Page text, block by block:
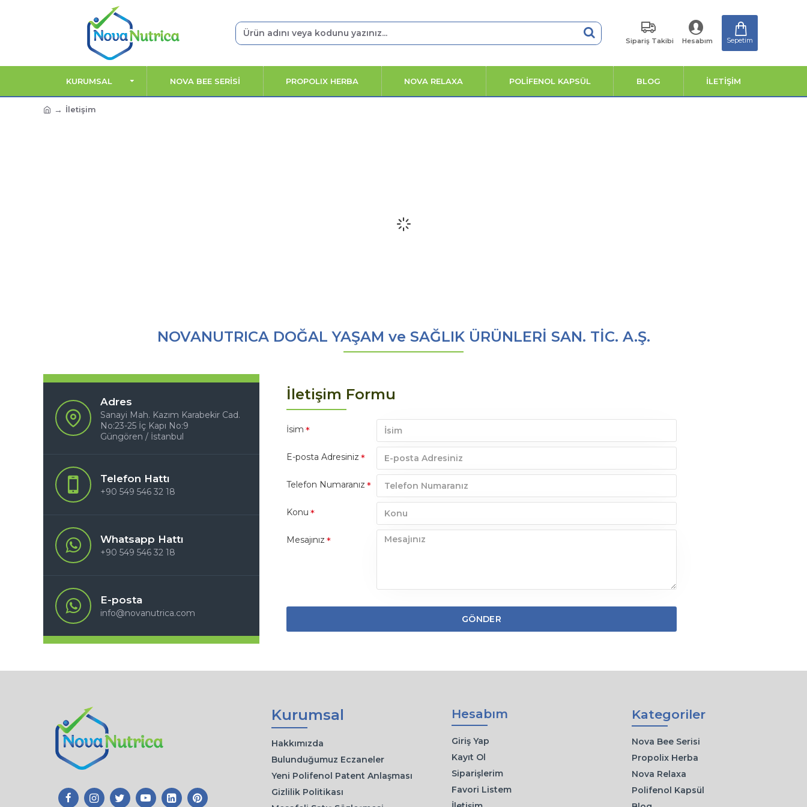
Sipariş Takibi Hesabım Sepetim
KURUMSAL NOVA BEE SERİSİ PROPOLIX HERBA NOVA RELAXA POLİFENOL KAPSÜL BLOG İLETİŞİM
İletişim
NOVANUTRICA DOĞAL YAŞAM ve SAĞLIK ÜRÜNLERİ SAN. TİC. A.Ş.
Adres
Sanayi Mah. Kazım Karabekir Cad.
No:23-25 İç Kapı No:9
Güngören / İstanbul
Telefon Hattı
+90 549 546 32 18
Whatsapp Hattı
+90 549 546 32 18
E-posta
info@novanutrica.com
İletişim Formu
İsim
E-posta Adresiniz
Telefon Numaranız
Konu
Mesajınız
GÖNDER
Kurumsal
Hakkımızda
Bulunduğumuz Eczaneler
Yeni Polifenol Patent Anlaşması
Gizlilik Politikası
Hesabım
Giriş Yap
Kayıt Ol
Siparişlerim
Favori Listem
Kategoriler
Nova Bee Serisi
Propolix Herba
Nova Relaxa
Polifenol Kapsül